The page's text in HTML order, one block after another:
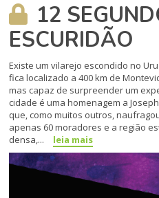
12
ESCURIDÃO
Existe um vilarejo escondido no
fica localizado a 400 km de
mas capaz de surpreender um
cidade é uma homenagem a
que, como muitos outros,
apenas 60 moradores e a região
densa,...
leia mais